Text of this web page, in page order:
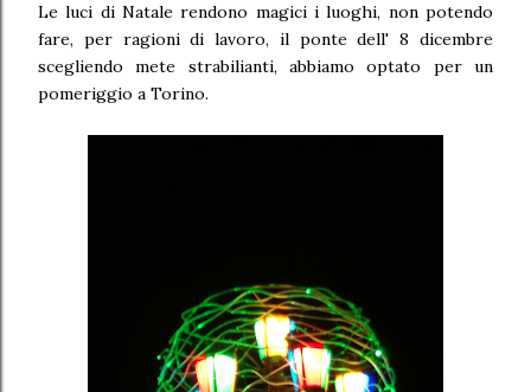
Le luci di Natale rendono magici i luoghi, non potendo
fare, per ragioni di lavoro, il ponte dell' 8 dicembre
scegliendo mete strabilianti, abbiamo optato per un
pomeriggio a Torino.